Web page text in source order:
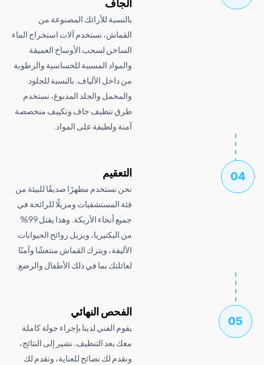
بالنسبة للأرائك المصنوعة من
القماش، نستخدم آلات استخراج الماء
الساخن لسحب الأوساخ العميقة
والمواد المسببة للحساسية والرطوبة
من داخل الألياف. بالنسبة للجلود
والمخمل والجلد المدبوغ، نستخدم
طرق تنظيف جاف وتكييف متخصصة
آمنة ولطيفة على المواد.
نحن نستخدم مطهرًا صديقًا للبيئة من
فئة المستشفيات ومزيلًا للرائحة في
جميع أنحاء الأريكة. وهذا يقتل 99%
من البكتيريا، ويزيل روائح الحيوانات
الأليفة، ويترك القماش منتعشًا وآمنًا
لعائلتك بما في ذلك الأطفال والرضع.
الفحص النهائي
يقوم الفني لدينا بإجراء جولة كاملة
معك بعد التنظيف. نشير إلى النتائج،
ونقدم لك نصائح للعناية، ونقدم لك